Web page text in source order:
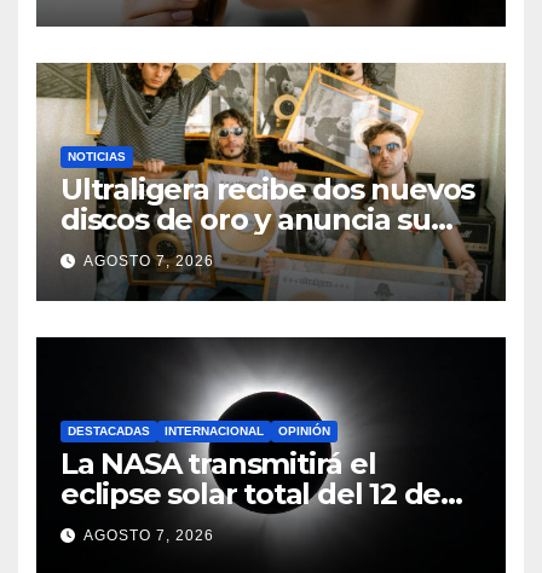
NOTICIAS
Ultraligera recibe dos nuevos
discos de oro y anuncia su
primera gira LATAM 2026
AGOSTO 7, 2026
DESTACADAS INTERNACIONAL OPINIÓN
La NASA transmitirá el
eclipse solar total del 12 de
agosto desde un pueblo de
España
AGOSTO 7, 2026